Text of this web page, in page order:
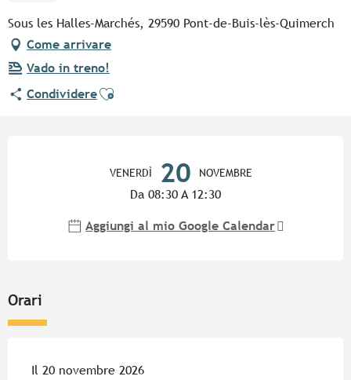
Sous les Halles-Marchés, 29590 Pont-de-Buis-lès-Quimerch
Come arrivare
Vado in treno!
CondividereAjouter aux favoris
VENERDÌ 20 NOVEMBRE
Da 08:30 A 12:30
Aggiungi al mio Google Calendar
Orari
Il 20 novembre 2026